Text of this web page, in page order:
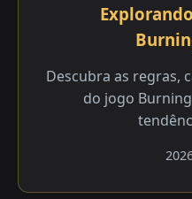
Descubra as regras,
do jogo